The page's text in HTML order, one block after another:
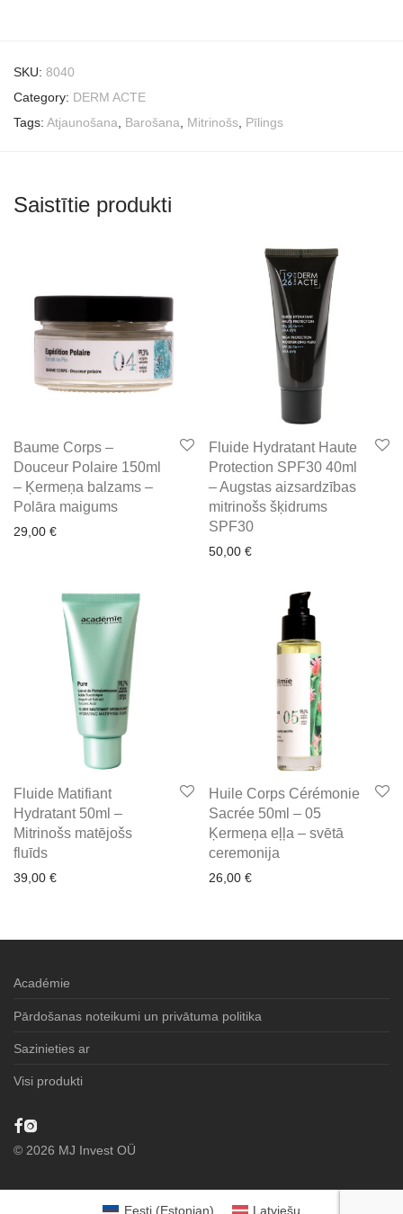
SKU: 8040
Category: DERM ACTE
Tags: Atjaunošana Barošana Mitrinošs Pīlings
Saistītie produkti
Baume Corps –
Douceur Polaire 150ml
– Ķermeņa balzams –
Polāra maigums
29,00 €
Fluide Hydratant Haute
Protection SPF30 40ml
– Augstas aizsardzības
mitrinošs šķidrums
SPF30
50,00 €
Fluide Matifiant
Hydratant 50ml –
Mitrinošs matējošs
fluīds
39,00 €
Huile Corps Cérémonie
Sacrée 50ml – 05
Ķermeņa eļļa – svētā
ceremonija
26,00 €
Académie
Pārdošanas noteikumi un privātuma politika
Sazinieties ar
Visi produkti
© 2026 MJ Invest OÜ
Eesti(Estonian) Latviešu